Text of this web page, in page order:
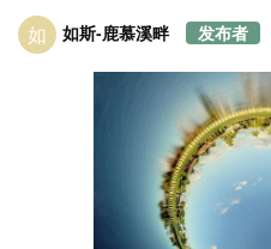
如 如斯-鹿慕溪畔